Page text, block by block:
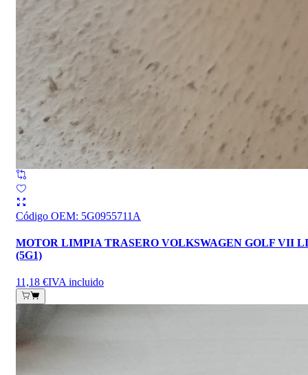
Código OEM: 5G0955711A
MOTOR LIMPIA TRASERO VOLKSWAGEN GOLF VII
(5G1)
11,18 €IVA incluido